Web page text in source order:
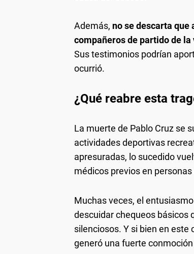
Además, no se descarta que
compañeros de partido de
Sus testimonios podrían
ocurrió.
¿Qué reabre esta
La muerte de Pablo Cruz se
actividades deportivas
apresuradas, lo sucedido
médicos previos en
Muchas veces, el
descuidar chequeos básicos
silenciosos. Y si bien en
generó una fuerte